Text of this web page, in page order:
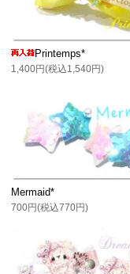
Printemps*
1,400円(税込1,540円)
Mermaid*
700円(税込770円)